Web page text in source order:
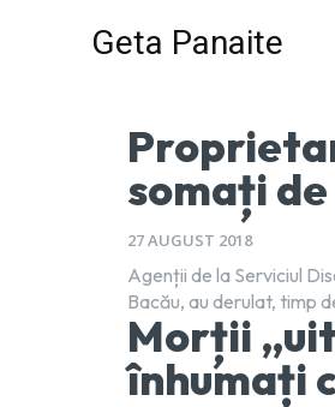
Geta Panaite
somați
27 AUGUST 2018
Agenții de la Serviciul
Bacău, au derulat, timp
Morții
înhumați